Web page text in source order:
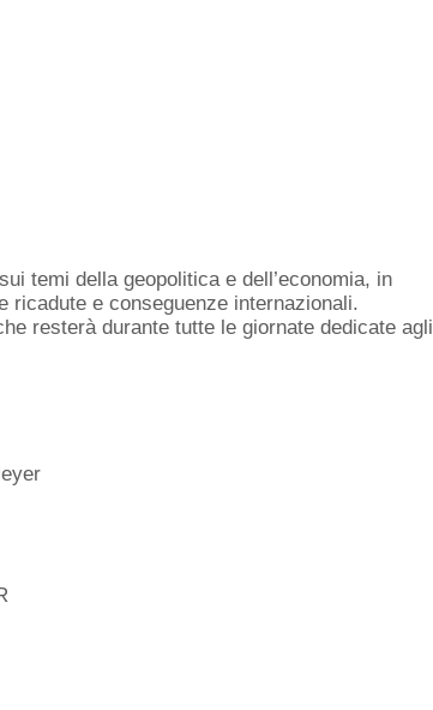
temi della geopolitica e dell’economia, in
ricadute e conseguenze internazionali.
resterà durante tutte le giornate dedicate agli